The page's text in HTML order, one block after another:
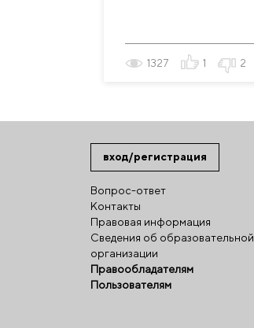
1327 1 2
вход/регистрация
Вопрос-ответ
Контакты
Правовая информация
Сведения об образовательной
организации
Правообладателям
Пользователям